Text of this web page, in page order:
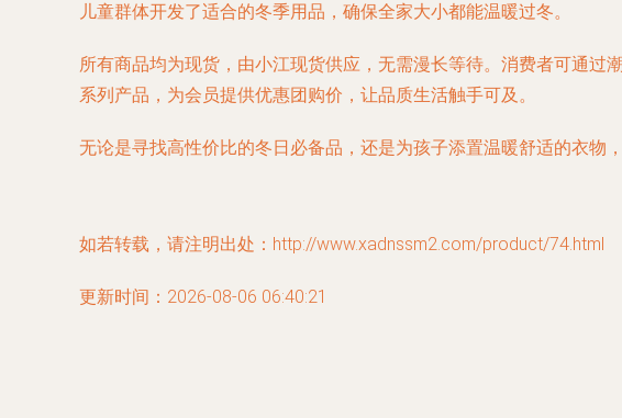
儿童群体开发了适合的冬季用品，确保全家大小都能温暖过冬。
所有商品均为现货，由小江现货供应，无需漫长等待。消费者可通
系列产品，为会员提供优惠团购价，让品质生活触手可及。
无论是寻找高性价比的冬日必备品，还是为孩子添置温暖舒适的衣物
如若转载，请注明出处：http://www.xadnssm2.com/product/74.html
更新时间：2026-08-06 06:40:21